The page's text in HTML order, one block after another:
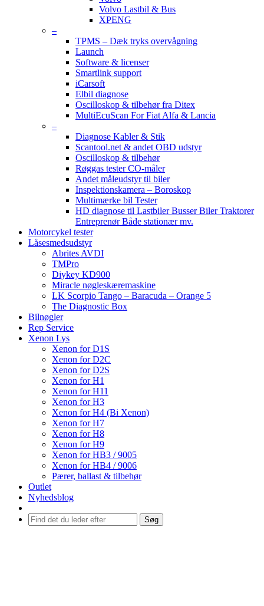
Volvo Lastbil & Bus
XPENG
–
TPMS – Dæk tryks overvågning
Launch
Software & licenser
Smartlink support
iCarsoft
Elbil diagnose
Oscilloskop & tilbehør fra Ditex
MultiEcuScan For Fiat Alfa & Lancia
–
Diagnose Kabler & Stik
Scantool.net & andet OBD udstyr
Oscilloskop & tilbehør
Røggas tester CO-måler
Andet måleudstyr til biler
Inspektionskamera – Boroskop
Multimærke bil Tester
HD diagnose til Lastbiler Busser Biler Traktorer
Entreprenør Både stationær mv.
Motorcykel tester
Låsesmedsudstyr
Abrites AVDI
TMPro
Diykey KD900
Miracle nøgleskæremaskine
LK Scorpio Tango – Baracuda – Orange 5
The Diagnostic Box
Bilnøgler
Rep Service
Xenon Lys
Xenon for D1S
Xenon for D2C
Xenon for D2S
Xenon for H1
Xenon for H11
Xenon for H3
Xenon for H4 (Bi Xenon)
Xenon for H7
Xenon for H8
Xenon for H9
Xenon for HB3 / 9005
Xenon for HB4 / 9006
Pærer, ballast & tilbehør
Outlet
Nyhedsblog
Søg